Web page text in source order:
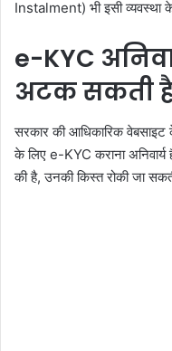
Instalment) भी इसी व्यवस्था
e-KYC
अटक सकती
सरकार की आधिकारिक
के लिए e-KYC कराना
की है, उनकी किस्त रोकी जा